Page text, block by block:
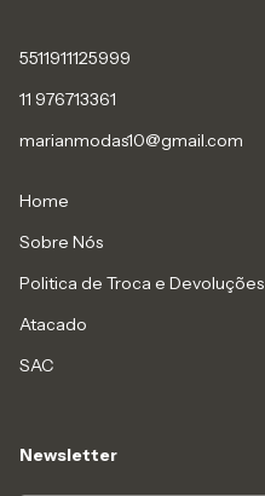
5511911125999
11 976713361
marianmodas10@gmail.com
Home
Sobre Nós
Politica de Troca e Devoluções
Atacado
SAC
Newsletter